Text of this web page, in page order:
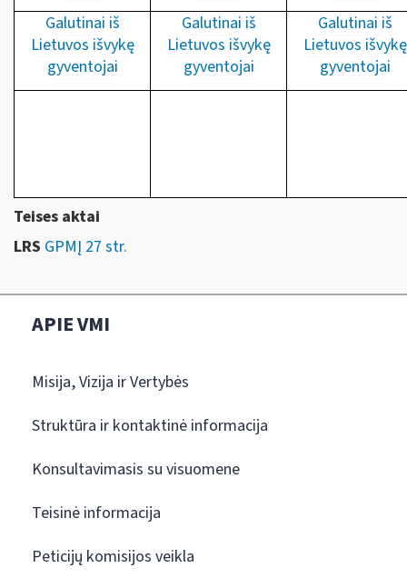
Galutinai iš
Lietuvos išvykę
gyventojai
Galutinai iš
Lietuvos išvykę
gyventojai
Galutinai iš
Lietuvos išvykę
gyventojai
Teises aktai
LRS GPMĮ 27 str.
APIE VMI
Misija, Vizija ir Vertybės
Struktūra ir kontaktinė informacija
Konsultavimasis su visuomene
Teisinė informacija
Peticijų komisijos veikla